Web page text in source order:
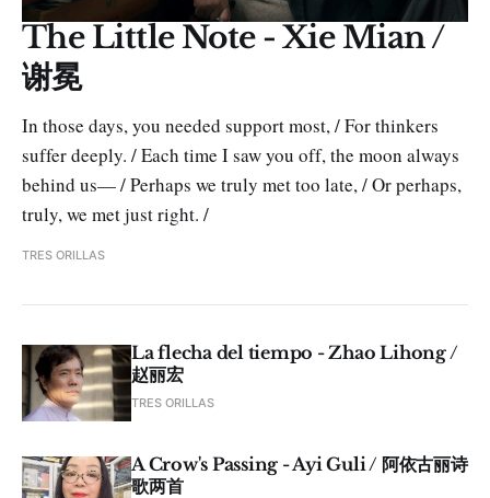
The Little Note - Xie Mian /
谢冕
In those days, you needed support most, / For thinkers
suffer deeply. / Each time I saw you off, the moon always
behind us— / Perhaps we truly met too late, / Or perhaps,
truly, we met just right. /
TRES ORILLAS
La flecha del tiempo - Zhao Lihong /
赵丽宏
TRES ORILLAS
A Crow's Passing - Ayi Guli / 阿依古丽诗
歌两首